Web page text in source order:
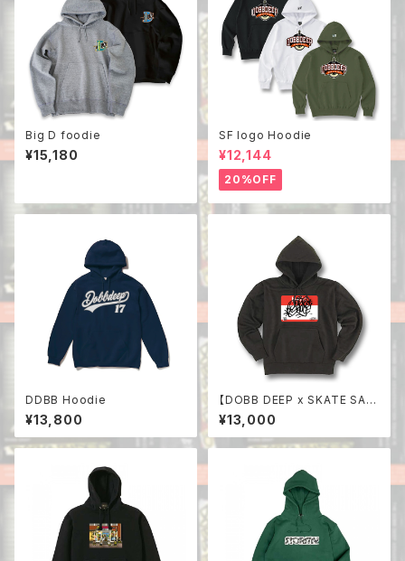
Big D foodie
¥15,180
SF logo Hoodie
¥12,144
20%OFF
DDBB Hoodie
¥13,800
【DOBB DEEP x SKATE SAU
CE】Hoodie
¥13,000